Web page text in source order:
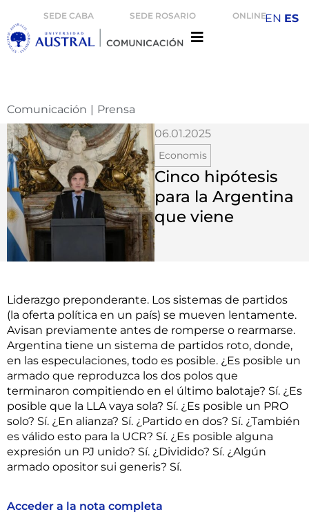
SEDE CABA SEDE ROSARIO ONLINE
Comunicación
Prensa
06.01.2025
Economis
Cinco hipótesis
para la Argentina
que viene
Liderazgo preponderante. Los sistemas de partidos
(la oferta política en un país) se mueven lentamente.
Avisan previamente antes de romperse o rearmarse.
Argentina tiene un sistema de partidos roto, donde,
en las especulaciones, todo es posible. ¿Es posible un
armado que reproduzca los dos polos que
terminaron compitiendo en el último balotaje? Sí. ¿Es
posible que la LLA vaya sola? Sí. ¿Es posible un PRO
solo? Sí. ¿En alianza? Sí. ¿Partido en dos? Sí. ¿También
es válido esto para la UCR? Sí. ¿Es posible alguna
expresión un PJ unido? Sí. ¿Dividido? Sí. ¿Algún
armado opositor sui generis? Sí.
Acceder a la nota completa
EN ES